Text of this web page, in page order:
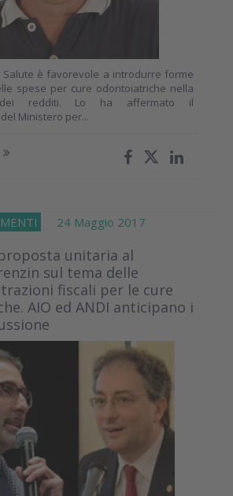
Salute è favorevole a introdurre forme
spese per cure odontoiatriche nella
dei redditi. Lo ha affermato il
Ministero per...
24 Maggio 2017
unitaria al
sul tema delle
fiscali per le cure
AIO ed ANDI anticipano i